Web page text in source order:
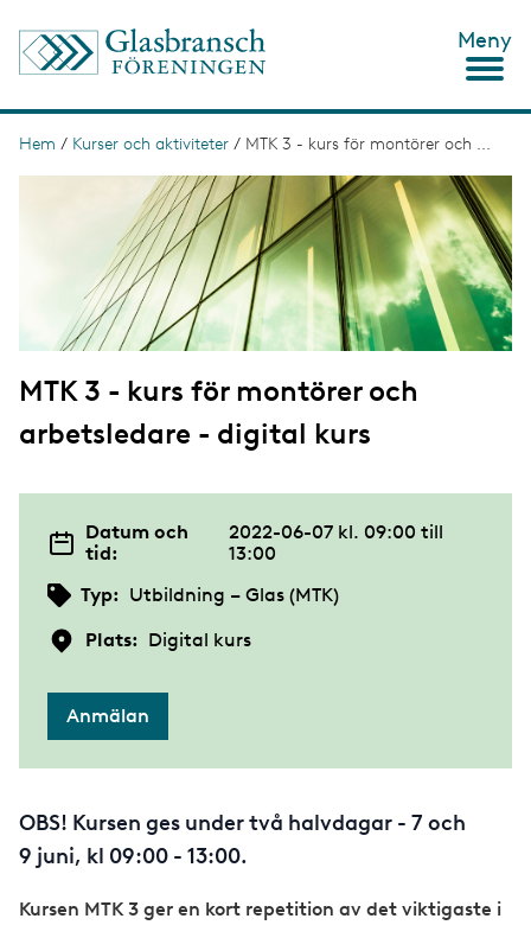
Meny
L
t
g
Hem / Kurser och aktiviteter / MTK 3 - kurs för montörer och ...
MTK 3 - kurs för montörer och
arbetsledare - digital kurs
Datum och
tid:
2022-06-07 kl. 09:00 till
13:00
Typ: Utbildning – Glas (MTK)
Plats: Digital kurs
Anmälan
OBS! Kursen ges under två halvdagar - 7 och
9 juni, kl 09:00 - 13:00.
Kursen MTK 3 ger en kort repetition av det viktigaste i